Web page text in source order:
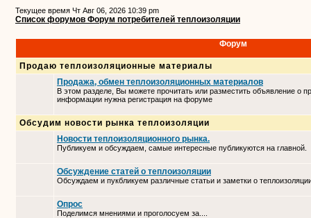
Текущее время Чт Авг 06, 2026 10:39 pm
Список форумов Форум потребителей теплоизоляции
Форум
Продаю теплоизоляционные материалы
Продажа, обмен теплоизоляционных материалов
В этом разделе, Вы можете прочитать или разместить объявление о
информации нужна регистрация на форуме
Обсудим новости рынка теплоизоляции
Новости теплоизоляционного рынка.
Публикуем и обсуждаем, самые интересные публикуются на главной.
Обсуждение статей о теплоизоляции
Обсуждаем и пукбликуем различные статьи и заметки о
Опрос
Поделимся мнениями и проголосуем за....